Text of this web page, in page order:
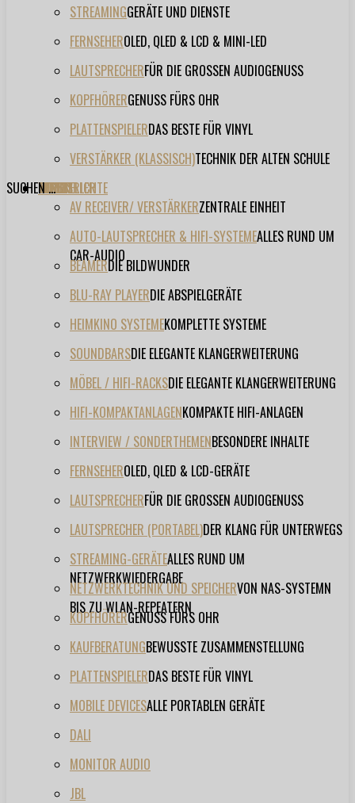
STREAMINGGERÄTE UND DIENSTE
FERNSEHEROLED, QLED & LCD & MINI-LED
LAUTSPRECHERFÜR DIE GROSSEN AUDIOGENUSS
KOPFHÖRERGENUSS FÜRS OHR
PLATTENSPIELERDAS BESTE FÜR VINYL
VERSTÄRKER (KLASSISCH)TECHNIK DER ALTEN SCHULE
TESTBERICHTE
AV RECEIVER/ VERSTÄRKERZENTRALE EINHEIT
AUTO-LAUTSPRECHER & HIFI-SYSTEMEALLES RUND UM
CAR-AUDIO
BEAMERDIE BILDWUNDER
BLU-RAY PLAYERDIE ABSPIELGERÄTE
HEIMKINO SYSTEMEKOMPLETTE SYSTEME
SOUNDBARSDIE ELEGANTE KLANGERWEITERUNG
MÖBEL / HIFI-RACKSDIE ELEGANTE KLANGERWEITERUNG
HIFI-KOMPAKTANLAGENKOMPAKTE HIFI-ANLAGEN
INTERVIEW / SONDERTHEMENBESONDERE INHALTE
FERNSEHEROLED, QLED & LCD-GERÄTE
LAUTSPRECHERFÜR DIE GROSSEN AUDIOGENUSS
LAUTSPRECHER (PORTABEL)DER KLANG FÜR UNTERWEGS
STREAMING-GERÄTEALLES RUND UM
NETZWERKWIEDERGABE
NETZWERKTECHNIK UND SPEICHERVON NAS-SYSTEMN
BIS ZU WLAN-REPEATERN
KOPFHÖRERGENUSS FÜRS OHR
KAUFBERATUNGBEWUSSTE ZUSAMMENSTELLUNG
PLATTENSPIELERDAS BESTE FÜR VINYL
MOBILE DEVICESALLE PORTABLEN GERÄTE
FORUM
FILME
VIDEOS
HERSTELLER
DALI
MONITOR AUDIO
JBL
EVENT
SUCHEN ...